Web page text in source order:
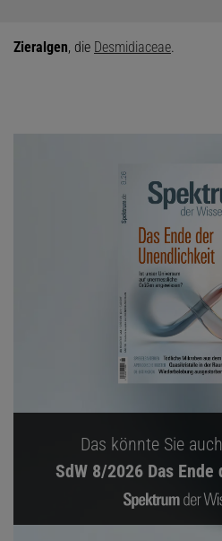
Zieralgen, die Desmidiaceae.
Das könnte Sie
SdW 8/2026 Das